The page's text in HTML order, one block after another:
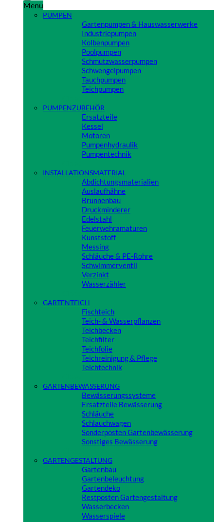
Menu
PUMPEN
Gartenpumpen & Hauswasserwerke
Industriepumpen
Kolbenpumpen
Poolpumpen
Schmutzwasserpumpen
Schwengelpumpen
Tauchpumpen
Teichpumpen
PUMPENZUBEHÖR
Ersatzteile
Kessel
Motoren
Pumpenhydraulik
Pumpentechnik
INSTALLATIONSMATERIAL
Abdichtungsmaterialien
Auslaufhähne
Brunnenbau
Druckminderer
Edelstahl
Feuerwehramaturen
Kunststoff
Messing
Schläuche & PE-Rohre
Schwimmerventil
Verzinkt
Wasserzähler
GARTENTEICH
Fischteich
Teich- & Wasserpflanzen
Teichbecken
Teichfilter
Teichfolie
Teichreinigung & Pflege
Teichtechnik
GARTENBEWÄSSERUNG
Bewässerungssysteme
Ersatzteile Bewässerung
Schläuche
Schlauchwagen
Sonderposten Gartenbewässerung
Sonstiges Bewässerung
GARTENGESTALTUNG
Gartenbau
Gartenbeleuchtung
Gartendeko
Restposten Gartengestaltung
Wasserbecken
Wasserspiele